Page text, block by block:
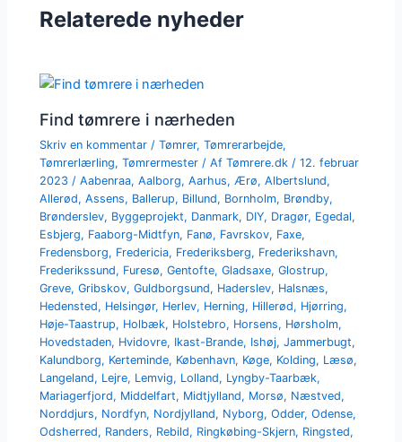
Relaterede nyheder
Find tømrere i nærheden
Skriv en kommentar /Tømrer,Tømrerarbejde,
Tømrerlærling,Tømrermester / AfTømrere.dk /12. februar
2023 /Aabenraa,Aalborg,Aarhus, Ærø,Albertslund,
Allerød,Assens, Ballerup, Billund, Bornholm, Brøndby,
Brønderslev, Byggeprojekt, Danmark, DIY, Dragør, Egedal,
Esbjerg, Faaborg-Midtfyn, Fanø, Favrskov, Faxe,
Fredensborg, Fredericia, Frederiksberg, Frederikshavn,
Frederikssund, Furesø,Gentofte,Gladsaxe,Glostrup,
Greve,Gribskov,Guldborgsund, Haderslev, Halsnæs,
Hedensted, Helsingør, Herlev, Herning, Hillerød, Hjørring,
Høje-Taastrup, Holbæk, Holstebro, Horsens, Hørsholm,
Hovedstaden, Hvidovre, Ikast-Brande, Ishøj,Jammerbugt,
Kalundborg, Kerteminde, København, Køge, Kolding, Læsø,
Langeland, Lejre, Lemvig, Lolland, Lyngby-Taarbæk,
Mariagerfjord, Middelfart, Midtjylland, Morsø, Næstved,
Norddjurs, Nordfyn, Nordjylland, Nyborg,Odder,Odense,
Odsherred, Randers, Rebild, Ringkøbing-Skjern, Ringsted,